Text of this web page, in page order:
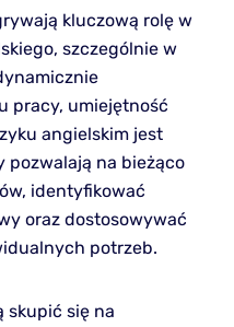
kluczową rolę w
szczególnie w
pracy, umiejętność
angielskim jest
pozwalają na bieżąco
identyfikować
oraz dostosowywać
potrzeb.
skupić się na